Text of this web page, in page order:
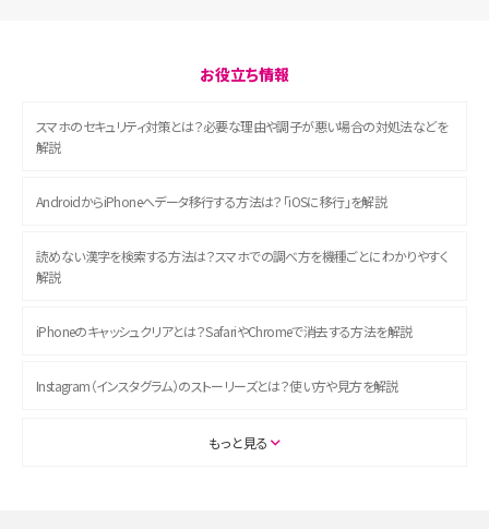
お役立ち情報
スマホのセキュリティ対策とは？必要な理由や調子が悪い場合の対処法などを
解説
AndroidからiPhoneへデータ移行する方法は？「iOSに移行」を解説
読めない漢字を検索する方法は？スマホでの調べ方を機種ごとにわかりやすく
解説
iPhoneのキャッシュクリアとは？SafariやChromeで消去する方法を解説
Instagram（インスタグラム）のストーリーズとは？使い方や見方を解説
ASMRとは？初心者向けの代表ジャンルや楽しみ方を解説
もっと見る